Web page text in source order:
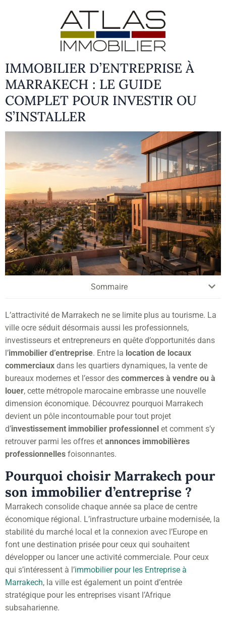
IMMOBILIER D’ENTREPRISE À
MARRAKECH : LE GUIDE
COMPLET POUR INVESTIR OU
S’INSTALLER
Sommaire
L’attractivité de Marrakech ne se limite plus au tourisme. La
ville ocre séduit désormais aussi les professionnels,
investisseurs et entrepreneurs en quête d’opportunités dans
l’immobilier d’entreprise. Entre la location de locaux
commerciaux dans les quartiers dynamiques, la vente de
bureaux modernes et l’essor des commerces à vendre ou à
louer, cette métropole marocaine embrasse une nouvelle
dimension économique. Découvrez pourquoi Marrakech
devient un pôle incontournable pour tout projet
d’investissement immobilier professionnel et comment s’y
retrouver parmi les offres et annonces immobilières
professionnelles foisonnantes.
Pourquoi choisir Marrakech pour
son immobilier d’entreprise ?
Marrakech consolide chaque année sa place de centre
économique régional. L’infrastructure urbaine modernisée, la
stabilité du marché local et la connexion avec l’Europe en
font une destination prisée pour ceux qui souhaitent
développer ou lancer une activité commerciale. Pour ceux
qui s’intéressent à l’immobilier pour les Entreprise à
Marrakech, la ville est également un point d’entrée
stratégique pour les entreprises visant l’Afrique
subsaharienne.